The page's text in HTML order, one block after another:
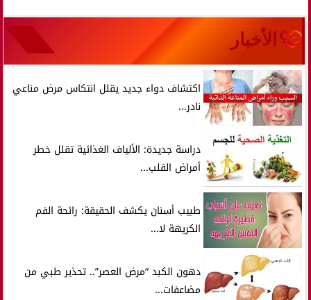
الأخبار
اكتشاف دواء جديد يقلل انتكاس مرض مناعي
نادر...
دراسة جديدة: الألياف الغذائية تقلل خطر
أمراض القلب...
طبيب أسنان يكشف الحقيقة: رائحة الفم
الكريهة لا...
دهون الكبد “مرض العصر”.. تحذير طبي من
مضاعفات...